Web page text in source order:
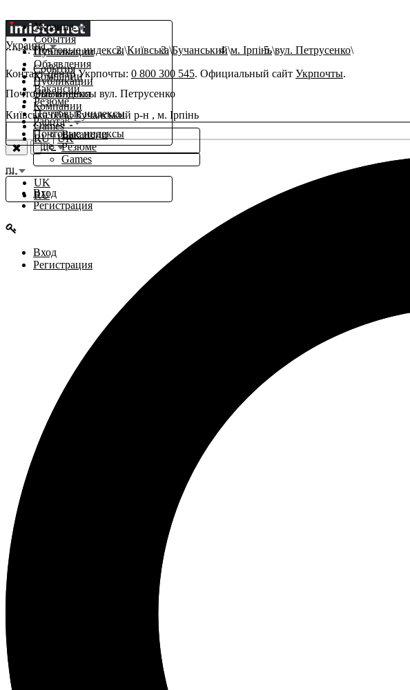
Украина
События
Публикации
Объявления
Компании
Вакансии
Резюме
Почтовые индексы
Games
RU|UK
Украина
События
Публикации
Объявления
Компании
Работаβ
Вакансии
Резюме
Почтовые индексы
Еще
Games
ru
UK
RU
Вход
Регистрация
Вход
Регистрация
Почтовые индексы Київська Бучанський м. Ірпінь вул. Петрусенко
Контакт-центр Укрпочты: 0 800 300 545. Официальный сайт Укрпочты.
Почтовые индексы вул. Петрусенко
Київська обл., Бучанський р-н , м. Ірпінь